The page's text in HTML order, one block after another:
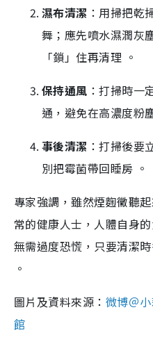
濕布清潔 ：用掃把乾
舞；應先噴水濕潤灰
「鎖」住再清理 。
保持通風 ：打掃時一
通，避免在高濃度粉
事後清潔 ：打掃後要
別把霉菌帶回睡房 。
專家強調，雖然煙麴黴聽
常的健康人士，人體自身
無需過度恐慌，只要清潔
。
圖片及資料來源： 微博＠
館